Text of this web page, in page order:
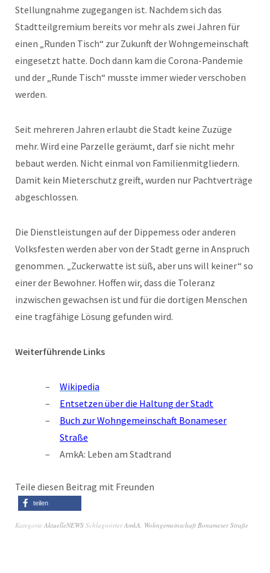
Stellungnahme zugegangen ist. Nachdem sich das
Stadtteilgremium bereits vor mehr als zwei Jahren für
einen „Runden Tisch“ zur Zukunft der Wohngemeinschaft
eingesetzt hatte. Doch dann kam die Corona-Pandemie
und der „Runde Tisch“ musste immer wieder verschoben
werden.
Seit mehreren Jahren erlaubt die Stadt keine Zuzüge
mehr. Wird eine Parzelle geräumt, darf sie nicht mehr
bebaut werden. Nicht einmal von Familienmitgliedern.
Damit kein Mieterschutz greift, wurden nur Pachtverträge
abgeschlossen.
Die Dienstleistungen auf der Dippemess oder anderen
Volksfesten werden aber von der Stadt gerne in Anspruch
genommen. „Zuckerwatte ist süß, aber uns will keiner“ so
einer der Bewohner. Hoffen wir, dass die Toleranz
inzwischen gewachsen ist und für die dortigen Menschen
eine tragfähige Lösung gefunden wird.
Weiterführende Links
Wikipedia
Entsetzen über die Haltung der Stadt
Buch zur Wohngemeinschaft Bonameser
Straße
AmkA: Leben am Stadtrand
Teile diesen Beitrag mit Freunden
teilen
Kategorie AktuelleNEWS SchlagwörterAmkA, Wohngemeinschaft Bonameser Straße